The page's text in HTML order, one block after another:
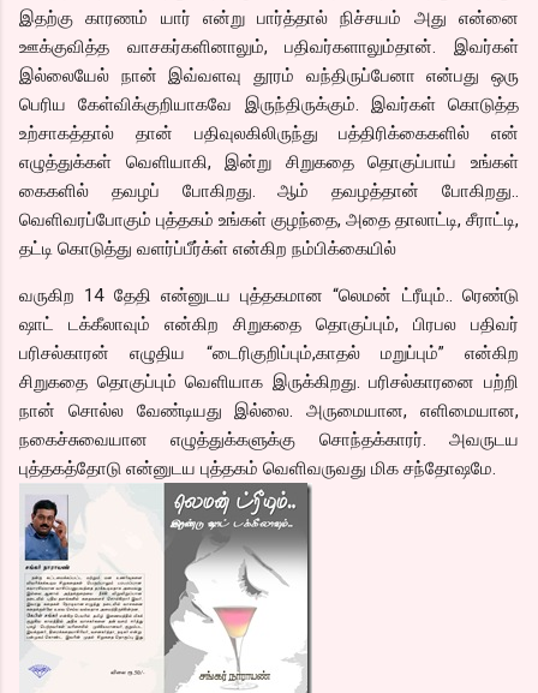
இதற்கு காரணம் யார் என்று பார்த்தால் நிச்சயம் அது என்னை
ஊக்குவித்த வாசகர்களினாலும், பதிவர்களாலும்தான். இவர்கள்
இல்லையேல் நான் இவ்வளவு தூரம் வந்திருப்பேனா என்பது ஒரு
பெரிய கேள்விக்குறியாகவே இருந்திருக்கும். இவர்கள் கொடுத்த
உற்சாகத்தால் தான் பதிவுலகிலிருந்து பத்திரிக்கைகளில் என்
எழுத்துக்கள் வெளியாகி, இன்று சிறுகதை தொகுப்பாய் உங்கள்
கைகளில் தவழப் போகிறது. ஆம் தவழத்தான் போகிறது..
வெளிவரப்போகும் புத்தகம் உங்கள் குழந்தை, அதை தாலாட்டி, சீராட்டி,
தட்டி கொடுத்து வளர்ப்பீர்க்ள் என்கிற நம்பிக்கையில்
வருகிற 14 தேதி என்னுடய புத்தகமான “லெமன் ட்ரீயும்.. ரெண்டு
ஷாட் டக்கீலாவும் என்கிற சிறுகதை தொகுப்பும், பிரபல பதிவர்
பரிசல்காரன் எழுதிய “டைரிகுறிப்பும்,காதல் மறுப்பும்” என்கிற
சிறுகதை தொகுப்பும் வெளியாக இருக்கிறது. பரிசல்காரனை பற்றி
நான் சொல்ல வேண்டியது இல்லை. அருமையான, எளிமையான,
நகைச்சுவையான எழுத்துக்களுக்கு சொந்தக்காரர். அவருடய
புத்தகத்தோடு என்னுடய புத்தகம் வெளிவருவது மிக சந்தோஷமே.